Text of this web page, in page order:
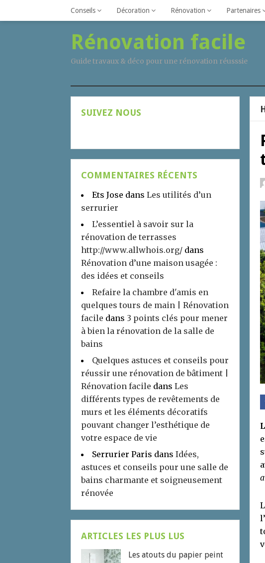
Conseils Décoration Rénovation Partenaires
Rénovation facile
Guide travaux & déco pour une rénovation réusssie
SUIVEZ NOUS
COMMENTAIRES RÉCENTS
Ets Jose dans Les utilités d’un
serrurier
L’essentiel à savoir sur la
rénovation de terrasses
http://www.allwhois.org/ dans
Rénovation d’une maison usagée :
des idées et conseils
Refaire la chambre d'amis en
quelques tours de main | Rénovation
facile dans 3 points clés pour mener
à bien la rénovation de la salle de
bains
Quelques astuces et conseils pour
réussir une rénovation de bâtiment |
Rénovation facile dans Les
différents types de revêtements de
murs et les éléments décoratifs
pouvant changer l’esthétique de
votre espace de vie
Serrurier Paris dans Idées,
astuces et conseils pour une salle de
bains charmante et soigneusement
rénovée
ARTICLES LES PLUS LUS
Les atouts du papier peint